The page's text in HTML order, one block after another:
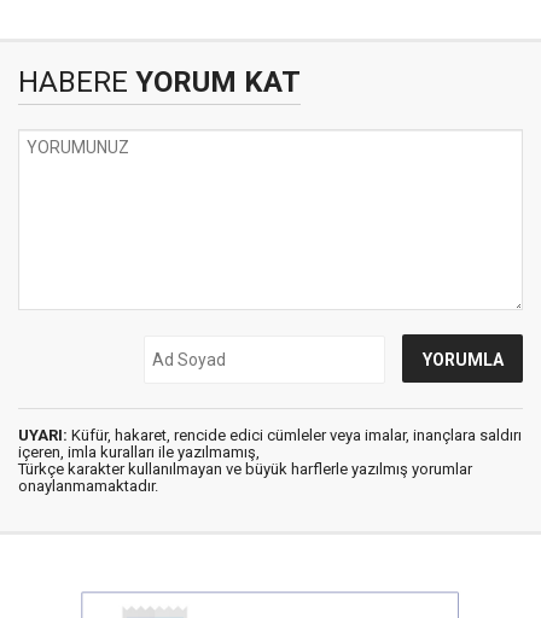
HABERE YORUM KAT
UYARI: Küfür, hakaret, rencide edici cümleler veya imalar, inançlara saldırı
içeren, imla kuralları ile yazılmamış,
Türkçe karakter kullanılmayan ve büyük harflerle yazılmış yorumlar
onaylanmamaktadır.